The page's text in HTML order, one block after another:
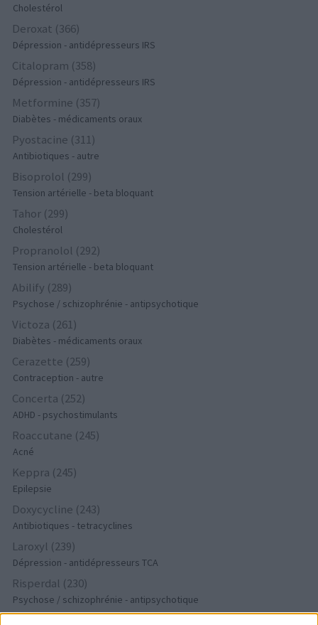
Cholestérol
Deroxat (366)
Dépression - antidépresseurs IRS
Citalopram (358)
Dépression - antidépresseurs IRS
Metformine (357)
Diabètes - médicaments oraux
Pyostacine (311)
Antibiotiques - autre
Bisoprolol (299)
Tension artérielle - beta bloquant
Tahor (299)
Cholestérol
Propranolol (292)
Tension artérielle - beta bloquant
Abilify (289)
Psychose / schizophrénie - antipsychotique
Victoza (261)
Diabètes - médicaments oraux
Cerazette (259)
Contraception - autre
Concerta (252)
ADHD - psychostimulants
Roaccutane (245)
Acné
Keppra (245)
Epilepsie
Doxycycline (243)
Antibiotiques - tetracyclines
Laroxyl (239)
Dépression - antidépresseurs TCA
Risperdal (230)
Psychose / schizophrénie - antipsychotique